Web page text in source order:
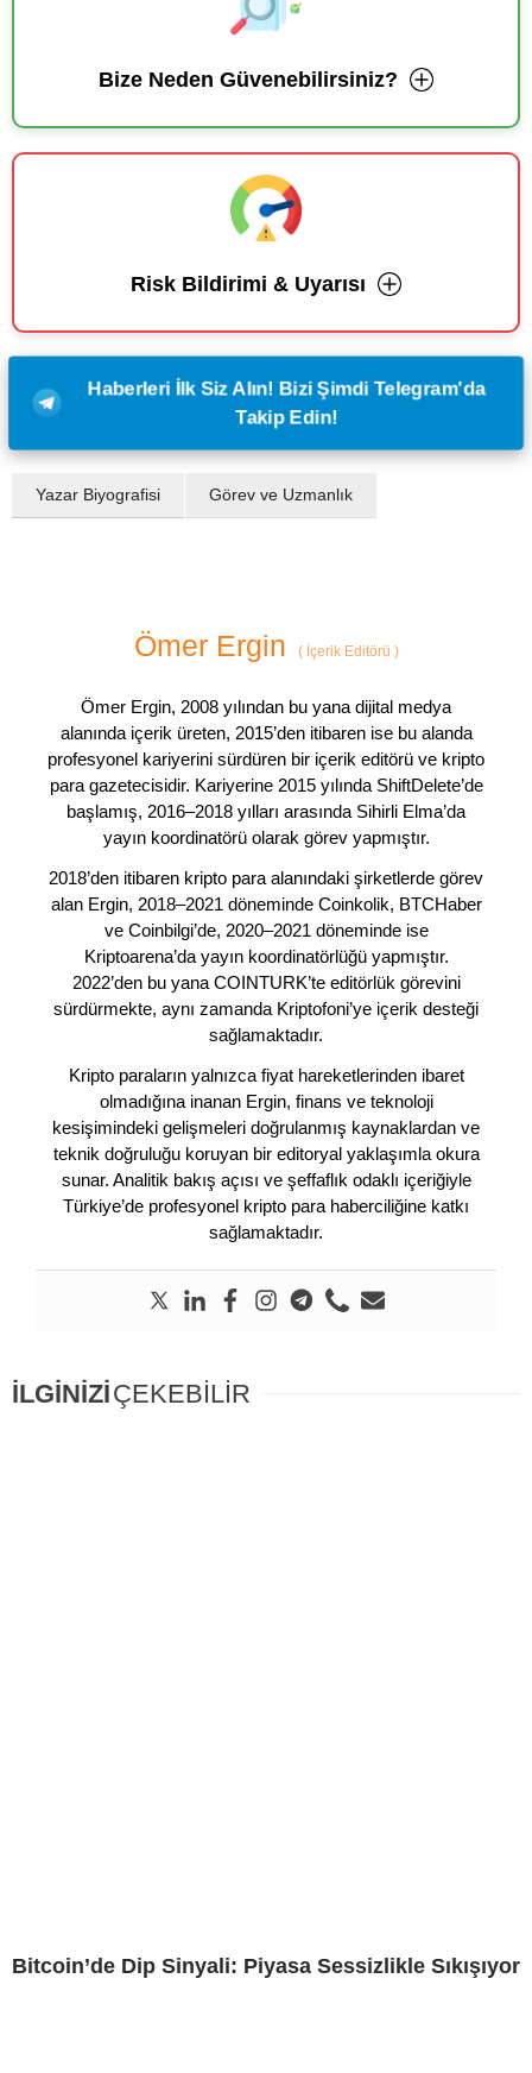
Bize Neden Güvenebilirsiniz?
Risk Bildirimi & Uyarısı
Haberleri İlk Siz Alın! Bizi Şimdi Telegram'da
Takip Edin!
Yazar Biyografisi Görev ve Uzmanlık
Ömer Ergin (İçerik Editörü )
Ömer Ergin, 2008 yılından bu yana dijital medya
alanında içerik üreten, 2015’den itibaren ise bu alanda
profesyonel kariyerini sürdüren bir içerik editörü ve kripto
para gazetecisidir. Kariyerine 2015 yılında ShiftDelete’de
başlamış, 2016–2018 yılları arasında Sihirli Elma’da
yayın koordinatörü olarak görev yapmıştır.
2018’den itibaren kripto para alanındaki şirketlerde görev
alan Ergin, 2018–2021 döneminde Coinkolik, BTCHaber
ve Coinbilgi’de, 2020–2021 döneminde ise
Kriptoarena’da yayın koordinatörlüğü yapmıştır.
2022’den bu yana COINTURK’te editörlük görevini
sürdürmekte, aynı zamanda Kriptofoni’ye içerik desteği
sağlamaktadır.
Kripto paraların yalnızca fiyat hareketlerinden ibaret
olmadığına inanan Ergin, finans ve teknoloji
kesişimindeki gelişmeleri doğrulanmış kaynaklardan ve
teknik doğruluğu koruyan bir editoryal yaklaşımla okura
sunar. Analitik bakış açısı ve şeffaflık odaklı içeriğiyle
Türkiye’de profesyonel kripto para haberciliğine katkı
sağlamaktadır.
İLGİNİZİÇEKEBİLİR
Bitcoin’de Dip Sinyali: Piyasa Sessizlikle Sıkışıyor